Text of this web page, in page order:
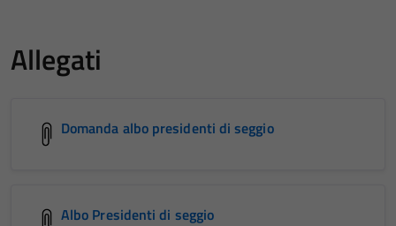
Allegati
Domanda albo presidenti di seggio
Albo Presidenti di seggio